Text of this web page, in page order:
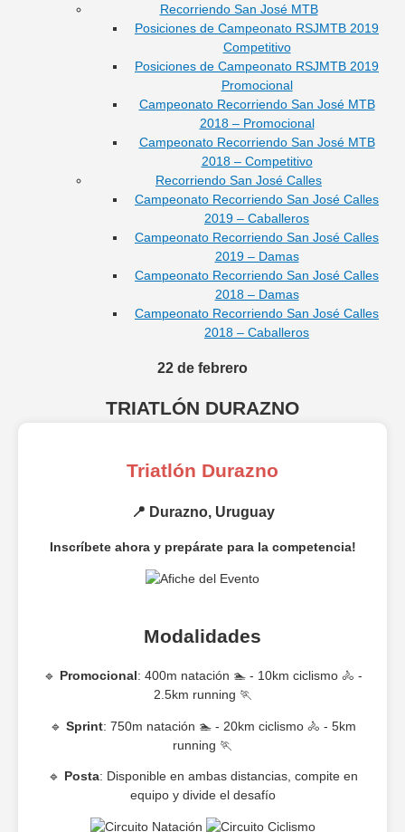
Recorriendo San José MTB
Posiciones de Campeonato RSJMTB 2019
Competitivo
Posiciones de Campeonato RSJMTB 2019
Promocional
Campeonato Recorriendo San José MTB
2018 – Promocional
Campeonato Recorriendo San José MTB
2018 – Competitivo
Recorriendo San José Calles
Campeonato Recorriendo San José Calles
2019 – Caballeros
Campeonato Recorriendo San José Calles
2019 – Damas
Campeonato Recorriendo San José Calles
2018 – Damas
Campeonato Recorriendo San José Calles
2018 – Caballeros
22 de febrero
TRIATLÓN DURAZNO
Triatlón Durazno
📍 Durazno, Uruguay
Inscríbete ahora y prepárate para la competencia!
Modalidades
🔹 Promocional : 400m natación 🏊 - 10km ciclismo 🚴 -
2.5km running 🏃
🔹 Sprint: 750m natación 🏊 - 20km ciclismo 🚴 - 5km
running 🏃
🔹 Posta: Disponible en ambas distancias, compite en
equipo y divide el desafío